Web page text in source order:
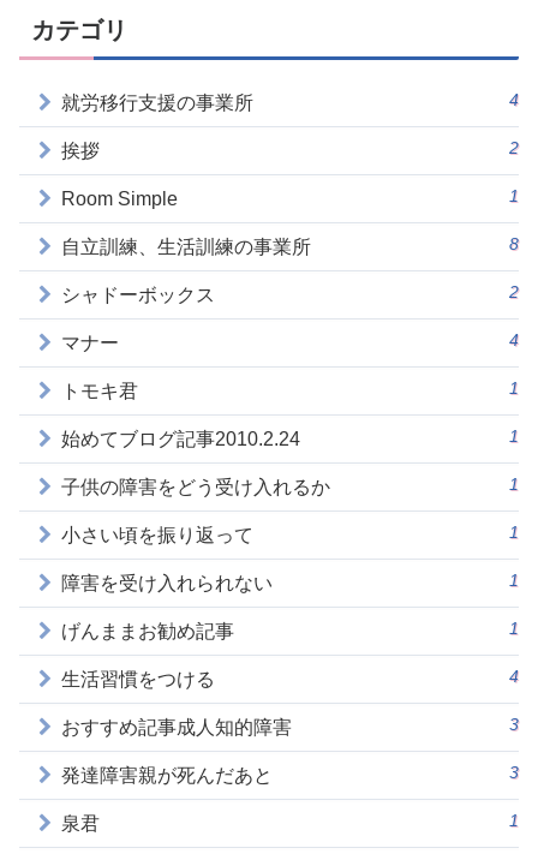
カテゴリ
就労移行支援の事業所 4
挨拶 2
Room Simple 1
自立訓練、生活訓練の事業所 8
シャドーボックス 2
マナー 4
トモキ君 1
始めてブログ記事2010.2.24 1
子供の障害をどう受け入れるか 1
小さい頃を振り返って 1
障害を受け入れられない 1
げんままお勧め記事 1
生活習慣をつける 4
おすすめ記事成人知的障害 3
発達障害親が死んだあと 3
泉君 1